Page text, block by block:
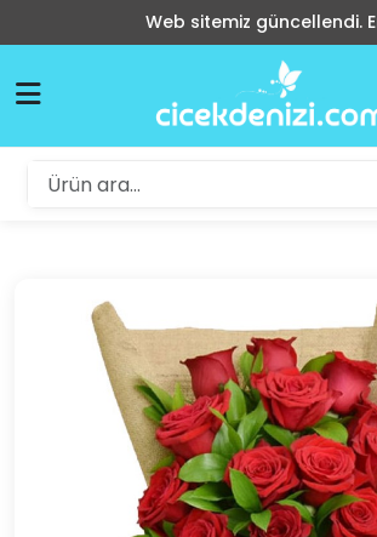
Web sitemiz güncellendi.